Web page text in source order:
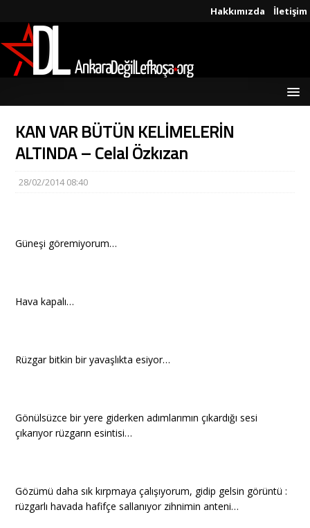
Hakkımızda İletişim
KAN VAR BÜTÜN KELİMELERİN
ALTINDA – Celal Özkızan
28/02/2014 08:40
Güneşi göremiyorum…
Hava kapalı…
Rüzgar bitkin bir yavaşlıkta esiyor…
Gönülsüzce bir yere giderken adımlarımın çıkardığı sesi
çıkarıyor rüzgarın esintisi…
Gözümü daha sık kırpmaya çalışıyorum, gidip gelsin görüntü :
rüzgarlı havada hafifçe sallanıyor zihnimin anteni…